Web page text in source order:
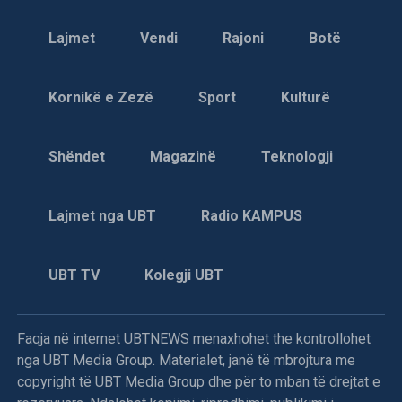
integritetit njerëzor e familjar. Hasan Ramadani dhe fëmijët
rrethuar e të kërcënuar nga zjarri i shkaktuar qëllimshëm
Dhuna e përditshme në Kosovë
serbe thirri për herë të tretë, Hakik Qajanin me pretekst të
armës.
Lajmet Vendi Rajoni Botë
Kornikë e Zezë Sport Kulturë
Shëndet Magazinë Teknologji
Lajmet nga UBT Radio KAMPUS
UBT TV Kolegji UBT
Faqja në internet UBTNEWS menaxhohet the kontrollohet
nga UBT Media Group. Materialet, janë të mbrojtura me
copyright të UBT Media Group dhe për to mban të drejtat e